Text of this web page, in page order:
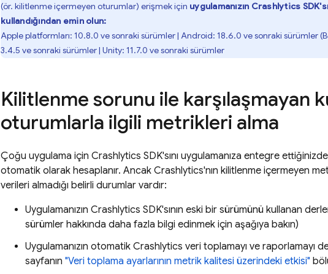
(ör. kilitlenme içermeyen oturumlar) erişmek için uygulamanızın Crashlytics
kullandığından emin olun:
Apple platformları: 10.8.0 ve sonraki sürümler | Android: 18.6.0 ve sonraki sürümler (
3.4.5 ve sonraki sürümler | Unity: 11.7.0 ve sonraki sürümler
Kilitlenme sorunu ile karşılaşmayan
oturumlarla ilgili metrikleri alma
Çoğu uygulama için Crashlytics SDK'sını uygulamanıza entegre
otomatik olarak hesaplanır. Ancak Crashlytics'nın kilitlenme içermeyen
verileri almadığı belirli durumlar vardır:
Uygulamanızın Crashlytics SDK'sının eski bir sürümünü kullanan
sürümler hakkında daha fazla bilgi edinmek için aşağıya bakın)
Uygulamanızın otomatik Crashlytics veri toplamayı ve raporlamayı
sayfanın "Veri toplama ayarlarının metrik kalitesi üzerindeki etkisi"